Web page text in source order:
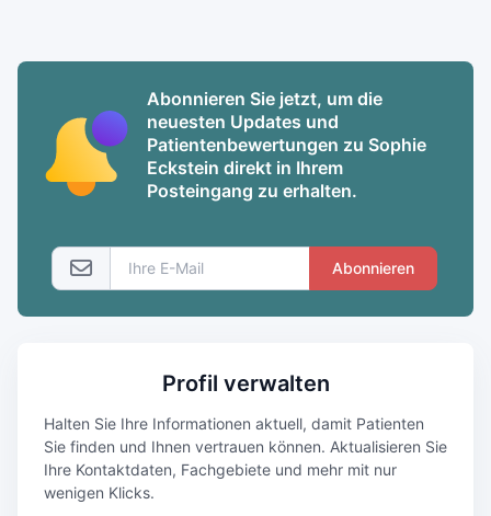
Abonnieren Sie jetzt, um die
neuesten Updates und
Patientenbewertungen zu Sophie
Eckstein direkt in Ihrem
Posteingang zu erhalten.
Abonnieren
Profil verwalten
Halten Sie Ihre Informationen aktuell, damit Patienten
Sie finden und Ihnen vertrauen können. Aktualisieren Sie
Ihre Kontaktdaten, Fachgebiete und mehr mit nur
wenigen Klicks.